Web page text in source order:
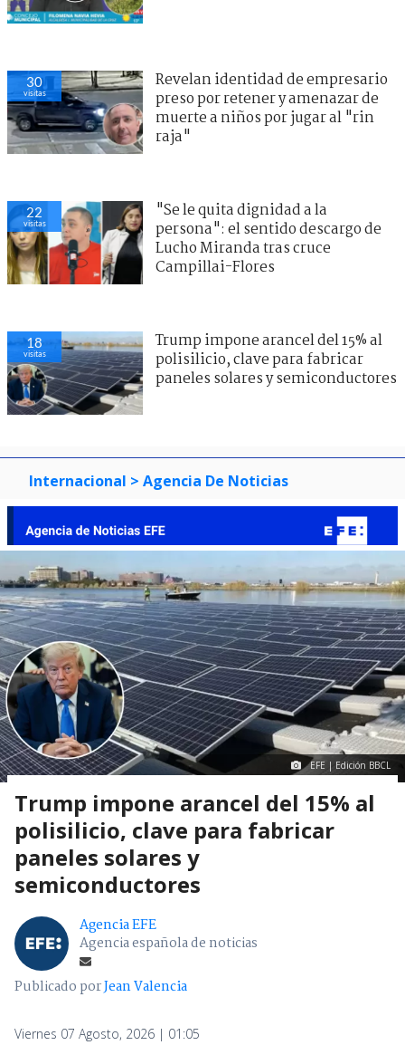
30
visitas
Revelan identidad de empresario
preso por retener y amenazar de
muerte a niños por jugar al "rin
raja"
22
visitas
"Se le quita dignidad a la
persona": el sentido descargo de
Lucho Miranda tras cruce
Campillai-Flores
18
visitas
Trump impone arancel del 15% al
polisilicio, clave para fabricar
paneles solares y semiconductores
Internacional > Agencia De Noticias
EFE | Edición BBCL
Trump impone arancel del 15% al
polisilicio, clave para fabricar
paneles solares y
semiconductores
Agencia EFE
Agencia española de noticias
Publicado porJean Valencia
Viernes 07 Agosto, 2026 | 01:05